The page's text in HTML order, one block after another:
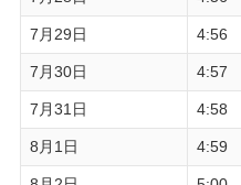
7月29日 4:56
7月30日 4:57
7月31日 4:58
8月1日 4:59